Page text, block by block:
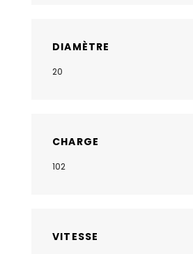
DIAMÈTRE
20
CHARGE
102
VITESSE